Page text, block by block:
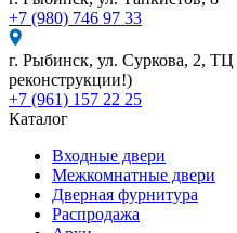
+7 (980) 746 97 33
г. Рыбинск, ул. Суркова, 2,
реконструкции!)
+7 (961) 157 22 25
Каталог
Входные двери
Межкомнатные двери
Дверная фурнитура
Распродажа